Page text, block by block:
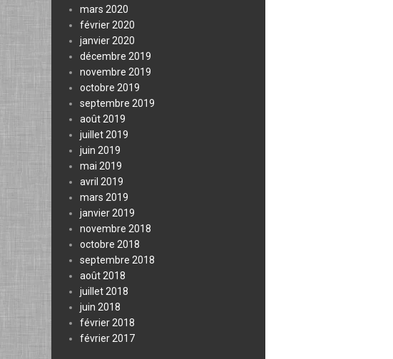
mars 2020
février 2020
janvier 2020
décembre 2019
novembre 2019
octobre 2019
septembre 2019
août 2019
juillet 2019
juin 2019
mai 2019
avril 2019
mars 2019
janvier 2019
novembre 2018
octobre 2018
septembre 2018
août 2018
juillet 2018
juin 2018
février 2018
février 2017